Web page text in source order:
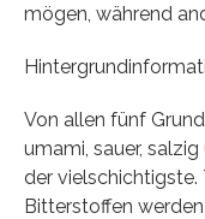
mögen, während
Von allen fünf
umami, sauer,
der vielschichtigste.
Bitterstoffen